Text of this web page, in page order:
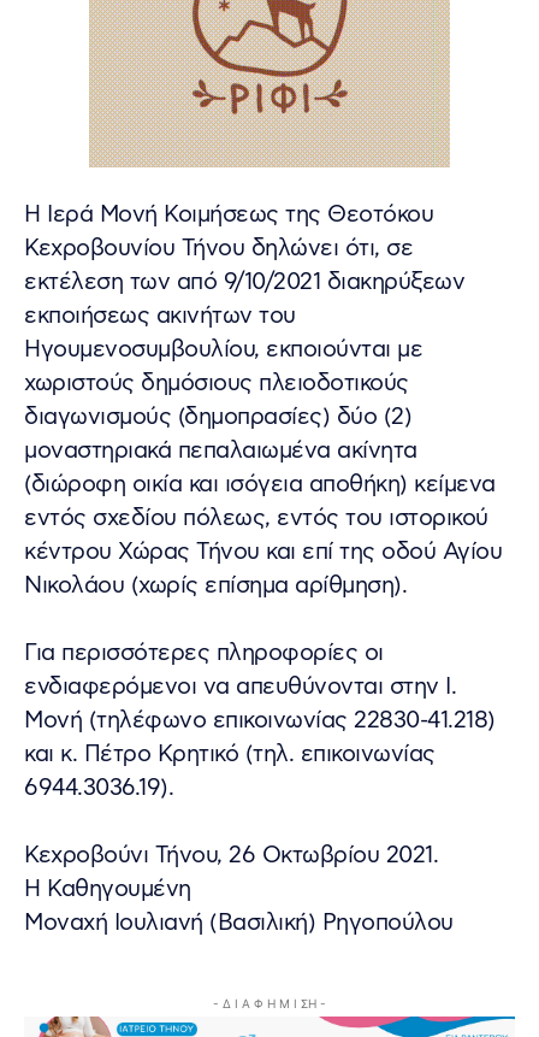
H Ιερά Μονή Κοιμήσεως της Θεοτόκου
Κεχροβουνίου Τήνου δηλώνει ότι, σε
εκτέλεση των από 9/10/2021 διακηρύξεων
εκποιήσεως ακινήτων του
Ηγουμενοσυμβουλίου, εκποιούνται με
χωριστούς δημόσιους πλειοδοτικούς
διαγωνισμούς (δημοπρασίες) δύο (2)
μοναστηριακά πεπαλαιωμένα ακίνητα
(διώροφη οικία και ισόγεια αποθήκη) κείμενα
εντός σχεδίου πόλεως, εντός του ιστορικού
κέντρου Χώρας Τήνου και επί της οδού Αγίου
Νικολάου (χωρίς επίσημα αρίθμηση).
Για περισσότερες πληροφορίες οι
ενδιαφερόμενοι να απευθύνονται στην Ι.
Μονή (τηλέφωνο επικοινωνίας 22830-41.218)
και κ. Πέτρο Κρητικό (τηλ. επικοινωνίας
6944.3036.19).
Κεχροβούνι Τήνου, 26 Οκτωβρίου 2021.
Η Καθηγουμένη
Μοναχή Ιουλιανή (Βασιλική) Ρηγοπούλου
- Δ Ι Α Φ Η Μ Ι ΣΗ -